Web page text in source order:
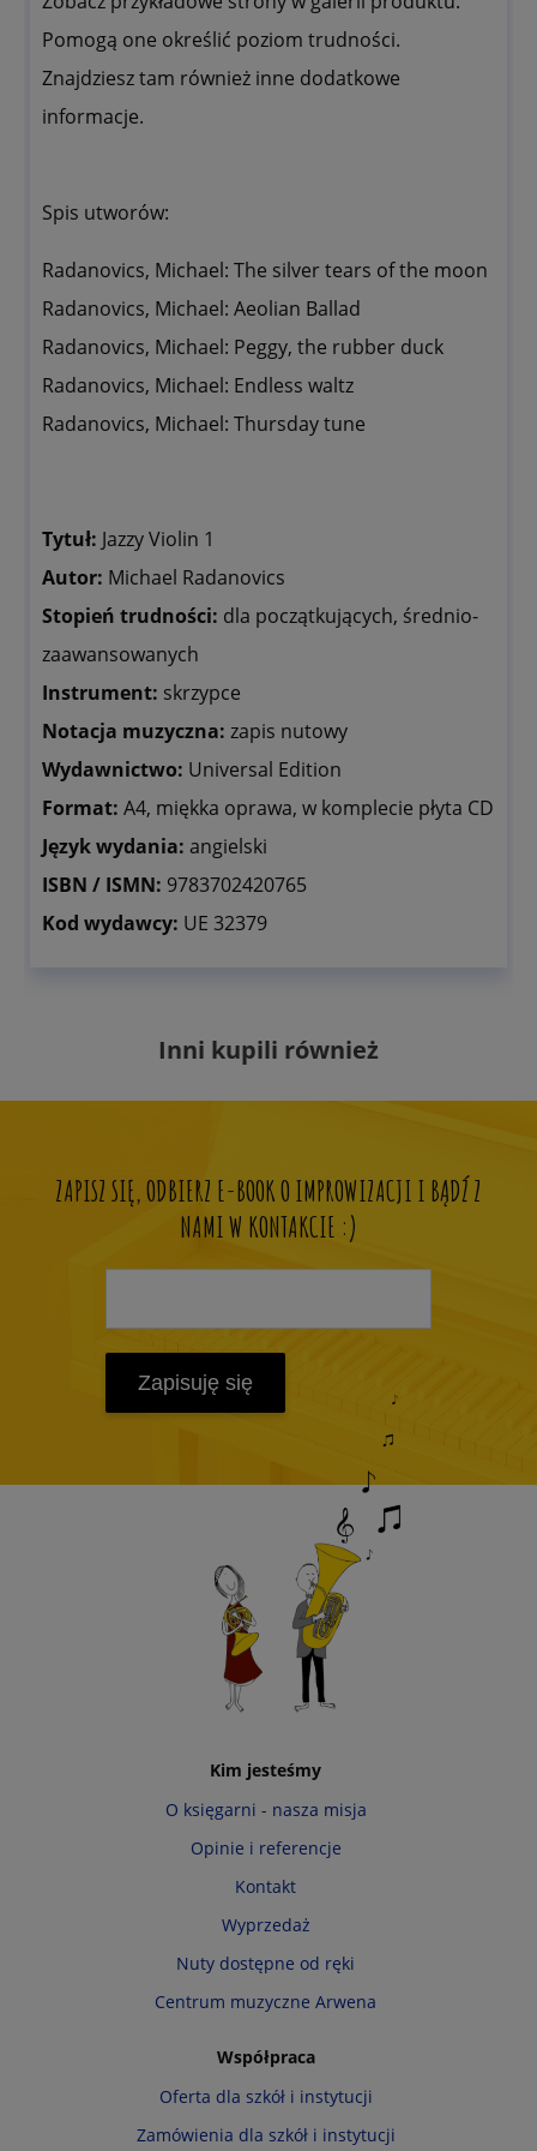
Pomogą one określić poziom trudności.
Znajdziesz tam również inne dodatkowe
informacje.
Spis utworów:
Radanovics, Michael: The silver tears of the moon
Radanovics, Michael: Aeolian Ballad
Radanovics, Michael: Peggy, the rubber duck
Radanovics, Michael: Endless waltz
Radanovics, Michael: Thursday tune
Tytuł: Jazzy Violin 1
Autor: Michael Radanovics
Stopień trudności: dla początkujących, średnio-
zaawansowanych
Instrument: skrzypce
Notacja muzyczna: zapis nutowy
Wydawnictwo: Universal Edition
Format: A4, miękka oprawa, w komplecie płyta CD
Język wydania: angielski
ISBN / ISMN: 9783702420765
Kod wydawcy: UE 32379
Inni kupili również
ZAPISZ SIĘ, ODBIERZ E-BOOK O IMPROWIZACJI I BĄDŹ Z
NAMI W KONTAKCIE :)
Zapisuję się
Kim jesteśmy
O księgarni - nasza misja
Opinie i referencje
Kontakt
Wyprzedaż
Nuty dostępne od ręki
Centrum muzyczne Arwena
Współpraca
Oferta dla szkół i instytucji
Zamówienia dla szkół i instytucji